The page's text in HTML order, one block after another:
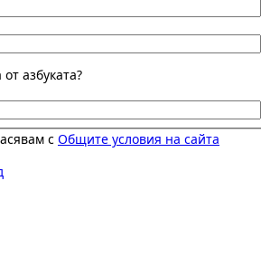
азбуката?
с Общите условия на сайта